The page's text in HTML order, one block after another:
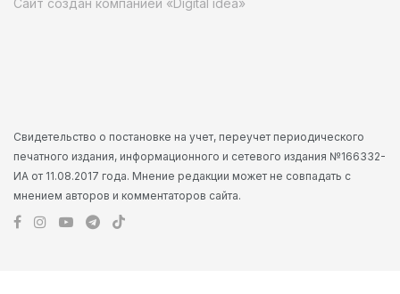
Свидетельство о постановке на учет, переучет периодического
печатного издания, информационного и сетевого издания №166332-
ИА от 11.08.2017 года. Мнение редакции может не совпадать с
мнением авторов и комментаторов сайта.